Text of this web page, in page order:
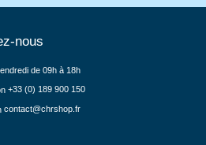
nous
de 09h à 18h
+33 (0) 189 900 150
contact@chrshop.fr